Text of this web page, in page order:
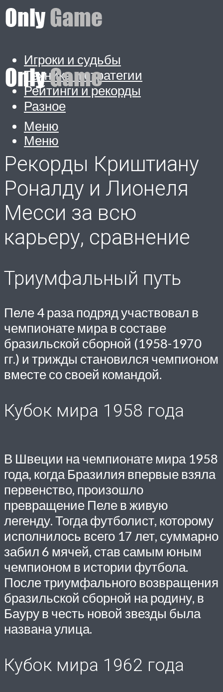
Игроки и судьбы
Техника и стратегии
Рейтинги и рекорды
Разное
Меню
Меню
Рекорды Криштиану
Роналду и Лионеля
Месси за всю
карьеру, сравнение
Триумфальный путь
Пеле 4 раза подряд участвовал в
чемпионате мира в составе
бразильской сборной (1958-1970
гг.) и трижды становился чемпионом
вместе со своей командой.
Кубок мира 1958 года
В Швеции на чемпионате мира 1958
года, когда Бразилия впервые взяла
первенство, произошло
превращение Пеле в живую
легенду. Тогда футболист, которому
исполнилось всего 17 лет, суммарно
забил 6 мячей, став самым юным
чемпионом в истории футбола.
После триумфального возвращения
бразильской сборной на родину, в
Бауру в честь новой звезды была
названа улица.
Кубок мира 1962 года